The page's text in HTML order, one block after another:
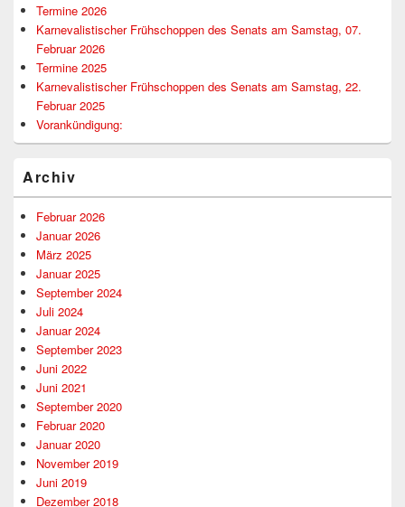
Termine 2026
Karnevalistischer Frühschoppen des Senats am Samstag, 07.
Februar 2026
Termine 2025
Karnevalistischer Frühschoppen des Senats am Samstag, 22.
Februar 2025
Vorankündigung:
Archiv
Februar 2026
Januar 2026
März 2025
Januar 2025
September 2024
Juli 2024
Januar 2024
September 2023
Juni 2022
Juni 2021
September 2020
Februar 2020
Januar 2020
November 2019
Juni 2019
Dezember 2018